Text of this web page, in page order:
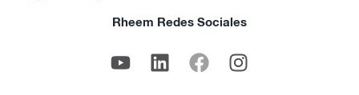
Rheem Redes Sociales